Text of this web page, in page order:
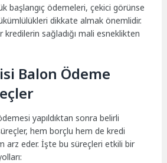
başlangıç ödemeleri, çekici görünse
dikkate almak önemlidir.
sağladığı mali esneklikten
Balon Ödeme
yapıldıktan sonra belirli
hem borçlu hem de kredi
arz eder. İşte bu süreçleri etkili bir